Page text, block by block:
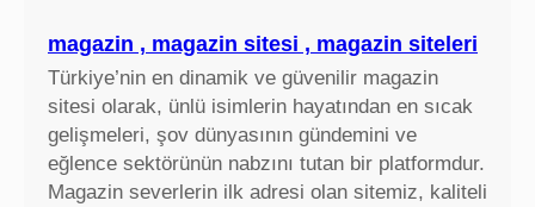
magazin , magazin sitesi , magazin siteleri
Türkiye’nin en dinamik ve güvenilir magazin
sitesi olarak, ünlü isimlerin hayatından en sıcak
gelişmeleri, şov dünyasının gündemini ve
eğlence sektörünün nabzını tutan bir platformdur.
Magazin severlerin ilk adresi olan sitemiz, kaliteli